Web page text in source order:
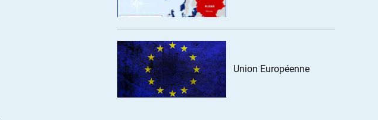
Union Européenne